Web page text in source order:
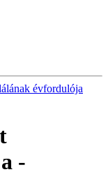
évfordulója
-